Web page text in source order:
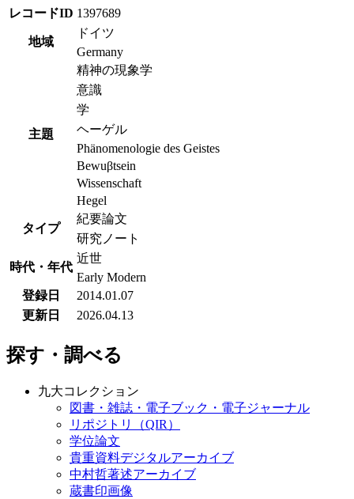
レコードID 1397689
地域
ドイツ
Germany
主題
精神の現象学
意識
学
ヘーゲル
Phänomenologie des Geistes
Bewuβtsein
Wissenschaft
Hegel
タイプ
紀要論文
研究ノート
時代・年代
近世
Early Modern
登録日
2014.01.07
更新日
2026.04.13
探す・調べる
九大コレクション
図書・雑誌・電子ブック・電子ジャーナル
リポジトリ（QIR）
学位論文
貴重資料デジタルアーカイブ
中村哲著述アーカイブ
蔵書印画像